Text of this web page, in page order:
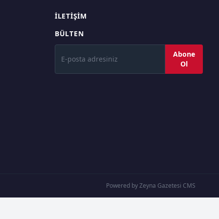
İLETIŞIM
BÜLTEN
Abone
Ol
Powered by Zeyna Gazetesi CMS